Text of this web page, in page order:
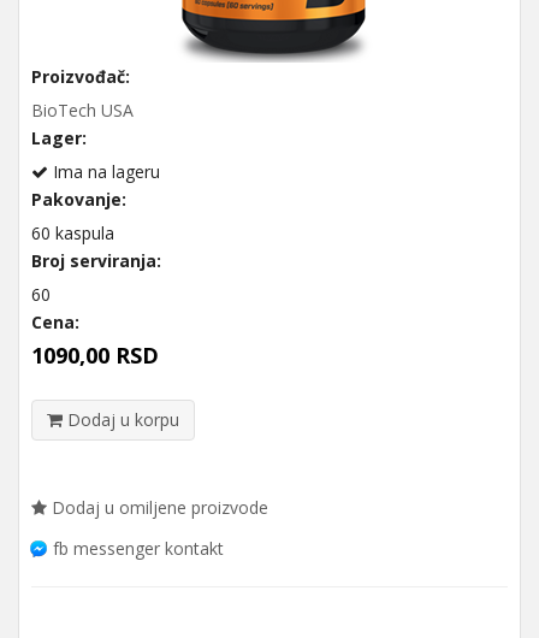
Proizvođač:
BioTech USA
Lager:
Ima na lageru
Pakovanje:
60 kaspula
Broj serviranja:
60
Cena:
1090,00 RSD
Dodaj u korpu
Dodaj u omiljene proizvode
fb messenger kontakt